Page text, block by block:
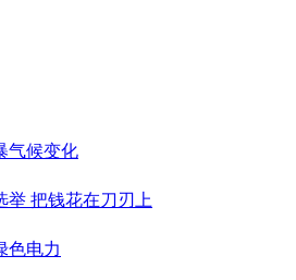
气候变化
举 把钱花在刀刃上
色电力